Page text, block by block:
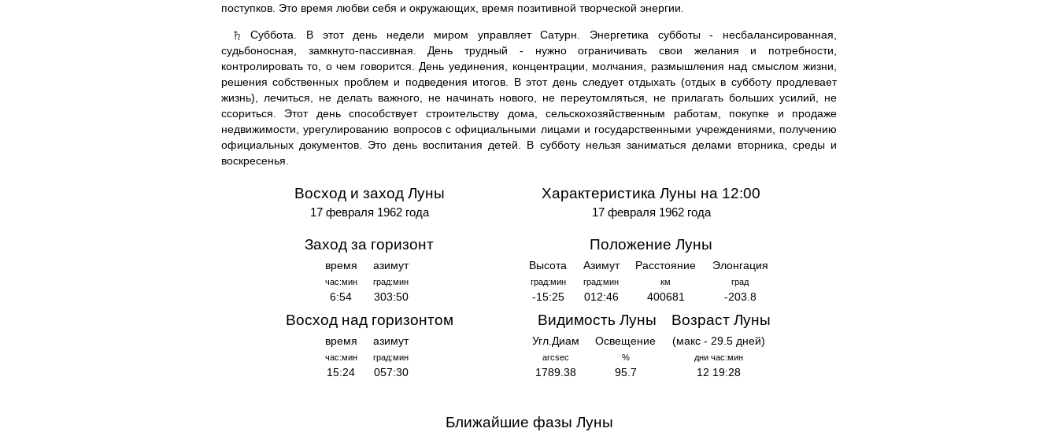
поступков. Это время любви себя и окружающих, время позитивной творческой энергии.
♄
Суббота. В этот день недели миром управляет Сатурн. Энергетика субботы - несбалансированная,
судьбоносная, замкнуто-пассивная. День трудный - нужно ограничивать свои желания и потребности,
контролировать то, о чем говорится. День уединения, концентрации, молчания, размышления над смыслом жизни,
решения собственных проблем и подведения итогов. В этот день следует отдыхать (отдых в субботу продлевает
жизнь), лечиться, не делать важного, не начинать нового, не переутомляться, не прилагать больших усилий, не
ссориться. Этот день способствует строительству дома, сельскохозяйственным работам, покупке и продаже
недвижимости, урегулированию вопросов с официальными лицами и государственными учреждениями, получению
официальных документов. Это день воспитания детей. В субботу нельзя заниматься делами вторника, среды и
воскресенья.
Восход и заход Луны
17 февраля 1962 года
Заход за горизонт
время
час:мин
6:54
азимут
град:мин
303:50
Восход над горизонтом
время
час:мин
15:24
азимут
град:мин
057:30
Характеристика Луны на 12:00
17 февраля 1962 года
Положение Луны
Высота
град:мин
-15:25
Азимут
град:мин
012:46
Расстояние
км
400681
Элонгация
град
-203.8
Видимость Луны
Угл.Диам
arcsec
1789.38
Освещение
%
95.7
Возраст Луны
(макс - 29.5 дней)
дни час:мин
12 19:28
Ближайшие фазы Луны